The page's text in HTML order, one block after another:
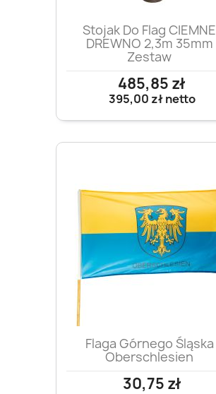
Stojak Do Flag CIEMNE
DREWNO 2,3m 35mm
Zestaw
485,85 zł
395,00 złnetto
Flaga Górnego Śląska
Oberschlesien
30,75 zł